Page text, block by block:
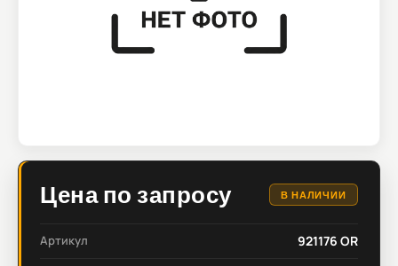
Цена по запросу В НАЛИЧИИ
Артикул 921176 OR